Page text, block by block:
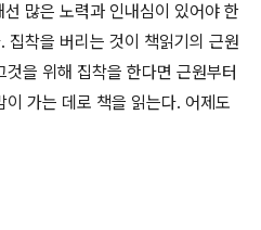
많은 노력과 인내심이 있어야 한
집착을 버리는 것이 책읽기의 근원
을 위해 집착을 한다면 근원부터
가는 데로 책을 읽는다. 어제도